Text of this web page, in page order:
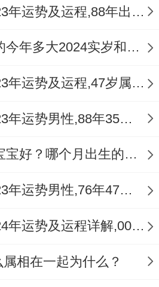
【一白贪狼星】,此星
的都没问题转化为事业
绩、订单、合作等。
南）。需注意，东南方
太岁方，若是家里在加上
持干净整洁、紧接着在客
布局，放一个‘’，令
事业顺风顺水。
1988年属龙人2023年运势及运程,88年出生的35岁生肖龙2023年每月运势详解
1976年出生属龙的今年多大2024实岁和虚岁
1976年属龙女2023年运势及运程,47岁属龙人2023全年每月运势女性如何
1988年属龙人2023年运势男性,88年35岁属龙男2023年每月运程怎么样
2024年几月出生宝宝好？哪个月出生的属龙宝宝最好命？
1976年属龙人2023年运势男性,76年47岁属龙男2023年每月运程怎么样
2000年属龙人2024年运势及运程详解,00年出生24岁肖龙人在2024全年每月运势完整版
相在一起为什么？